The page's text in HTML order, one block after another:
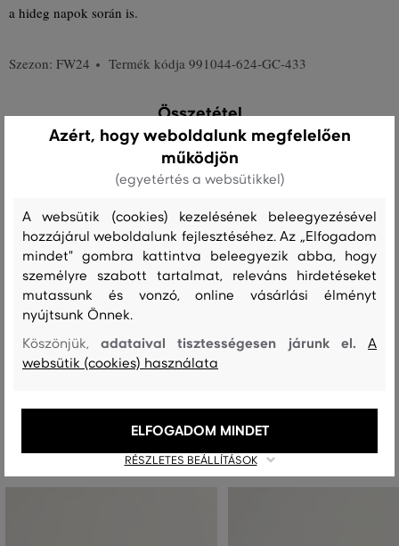
a hideg napok során is.
Szezon: FW24 Termék kódja 991044-624-GC-433
Összetétel
80 % 20 %
Kezelési útmutató
MOSÁS FEHÉRÍTÉS SZÁRÍTÁS TISZTÍTÁS
Ajánlott termékek
Azért, hogy weboldalunk megfelelően
működjön
(egyetértés a websütikkel)
A websütik (cookies) kezelésének beleegyezésével
hozzájárul weboldalunk fejlesztéséhez. Az „Elfogadom
mindet" gombra kattintva beleegyezik abba, hogy
személyre szabott tartalmat, releváns hirdetéseket
mutassunk és vonzó, online vásárlási élményt
nyújtsunk Önnek.
Köszönjük,adataival tisztességesen járunk el.A
websütik (cookies) használata
RÉSZLETES BEÁLLÍTÁSOK
ELFOGADOM MINDET